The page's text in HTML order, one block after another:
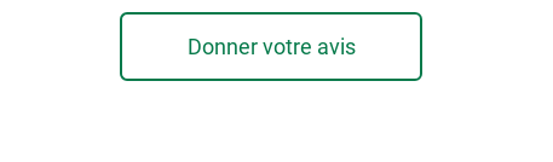
Donner votre avis